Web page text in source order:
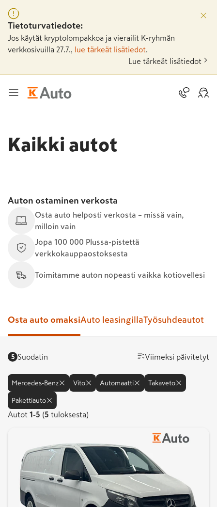
Tietoturvatiedote:
Jos käytät kryptolompakkoa ja vierailit K-ryhmän
verkkosivuilla 27.7.,
lue tärkeät lisätiedot
Lue tärkeät lisätiedot
Kaikki autot
Auton ostaminen verkosta
Osta auto helposti verkosta – missä vain,
milloin vain
Jopa 100 000 Plussa-pistettä
verkkokauppaostoksesta
Toimitamme auton nopeasti vaikka kotiovellesi
Osta auto omaksiAuto leasingillaTyösuhdeautot
5 Suodatin Viimeksi päivitetyt
Mercedes-Benz Vito Automaatti Takaveto
Pakettiauto
Autot
yhteensä
Autot 1 -5 (5 tuloksesta)